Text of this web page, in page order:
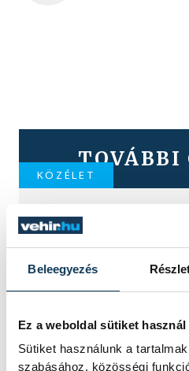
Beleegyezés
Ez a weboldal sütiket használ
Sütiket használunk a
szabásához, közösségi
TOVÁBBI
KÖZÉLET
Navracsics
Fidesz
A Fidesz
évek végétől jelentő
elvesztéséről, a